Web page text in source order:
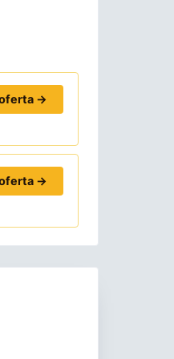
→
→